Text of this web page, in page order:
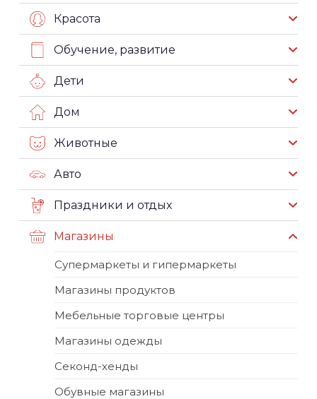
Красота
Обучение, развитие
Дети
Дом
Животные
Авто
Праздники и отдых
Магазины
Супермаркеты и гипермаркеты
Магазины продуктов
Мебельные торговые центры
Магазины одежды
Секонд-хенды
Обувные магазины